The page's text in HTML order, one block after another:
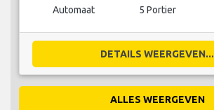
Automaat 5 Portier
DETAILS WEERGEVEN...
ALLES WEERGEVEN